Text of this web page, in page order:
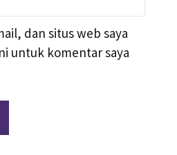
dan situs web saya
untuk komentar saya